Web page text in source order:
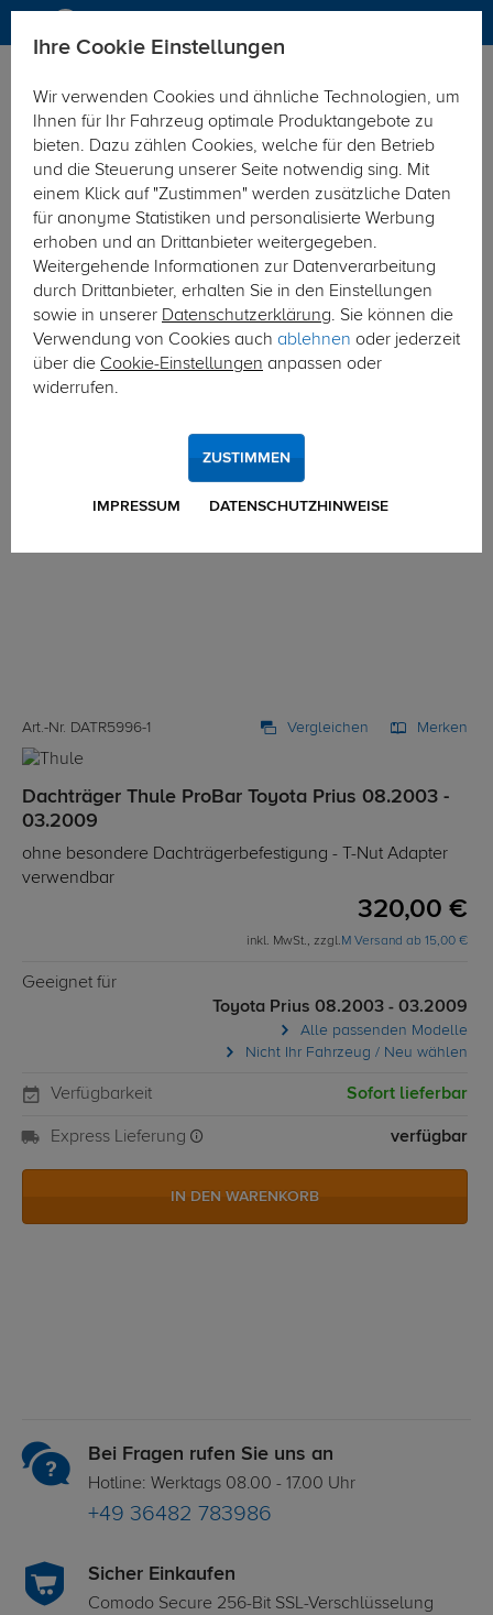
Hier geht's zur Fahrzeugübersicht: Toyota Prius
Art.-Nr. DATR5996-1 Vergleichen Merken
Dachträger Thule ProBar Toyota Prius 08.2003 -
03.2009
ohne besondere Dachträgerbefestigung - T-Nut Adapter
verwendbar
320,00 €
inkl. MwSt., zzgl.M Versand ab 15,00 €
Geeignet für
Toyota Prius 08.2003 - 03.2009
Alle passenden Modelle
Nicht Ihr Fahrzeug / Neu wählen
Verfügbarkeit Sofort lieferbar
Express Lieferung verfügbar
IN DEN WARENKORB
Bei Fragen rufen Sie uns an
Hotline: Werktags 08.00 - 17.00 Uhr
+49 36482 783986
Sicher Einkaufen
Comodo Secure 256-Bit SSL-Verschlüsselung
Ihre Cookie Einstellungen
Wir verwenden Cookies und ähnliche Technologien, um
Ihnen für Ihr Fahrzeug optimale Produktangebote zu
bieten. Dazu zählen Cookies, welche für den Betrieb
und die Steuerung unserer Seite notwendig sing. Mit
einem Klick auf "Zustimmen" werden zusätzliche Daten
für anonyme Statistiken und personalisierte Werbung
erhoben und an Drittanbieter weitergegeben.
Weitergehende Informationen zur Datenverarbeitung
durch Drittanbieter, erhalten Sie in den Einstellungen
sowie in unserer Datenschutzerklärung. Sie können die
Verwendung von Cookies auch ablehnen oder jederzeit
über die Cookie-Einstellungen anpassen oder
widerrufen.
IMPRESSUM DATENSCHUTZHINWEISE
ZUSTIMMEN